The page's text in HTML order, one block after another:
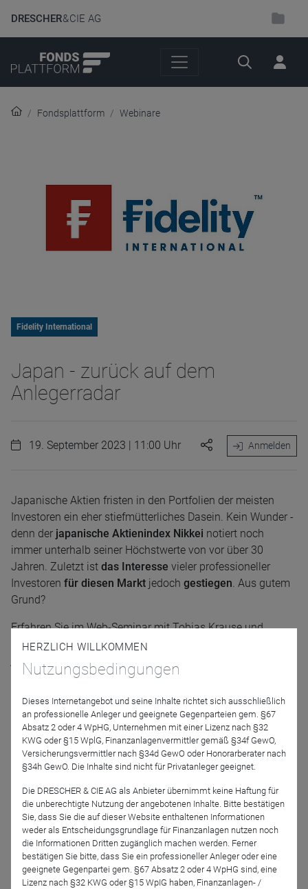
DRESCHER& CIE AG
Suche
Fondsplattform Webinare
Fidelity International
Japan - zurück auf dem
Anlegerradar
19. September 2023 | 11:00 Uhr Anmelden
Japanische Aktien fristen in den Portfolien der meisten
Investoren ein eher stiefmütterliches Dasein. Kein Wunder -
denn der japanische Aktienindex Nikkei notiert noch
immer unterhalb seiner Höchstwerte von vor über 30
Jahren. Zuletzt ist das Interesse vieler professioneller
Investoren für diesen Markt jedoch gestiegen. Aus gutem
Grund?
Erfahren Sie im Web-Seminar mit Tobias Krause und
Marius Kruse, welcheEntwicklungen derzeit am
japanischen Aktienmarkt zu beobachten sind
Fidelity Funds - Japan Value Fund in diesen Markt
Referenten
Tobias Krause
Fidelity International
Marius Kruse
Fidelity International
HERZLICH WILLKOMMEN
Nutzungsbedingungen
Dieses Internetangebot und seine Inhalte richtet sich ausschließlich
an professionelle Anleger und geeignete Gegenparteien gem. §67
Absatz 2 oder 4 WpHG, Unternehmen mit einer Lizenz nach §32
KWG oder §15 WplG, Finanzanlagenvermittler gemäß §34f GewO,
Versicherungsvermittler nach §34d GewO oder Honorarberater nach
§34h GewO. Die Inhalte sind nicht für Privatanleger geeignet.
Die DRESCHER & CIE AG als Anbieter übernimmt keine Haftung für
die unberechtigte Nutzung der angebotenen Inhalte. Bitte bestätigen
Sie, dass Sie die auf dieser Website enthaltenen Informationen
weder als Entscheidungsgrundlage für Finanzanlagen nutzen noch
die Informationen Dritten zugänglich machen werden. Ferner
bestätigen Sie bitte, dass Sie ein professioneller Anleger oder eine
geeignete Gegenpartei gem. §67 Absatz 2 oder 4 WpHG sind, eine
Lizenz nach §32 KWG oder §15 WpIG haben, Finanzanlagen- /